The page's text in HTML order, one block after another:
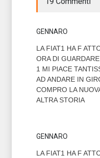
GENNARO
LA FIAT1 HA F
ORA DI
1 MI PIACE
AD ANDARE IN
COMPRO LA
ALTRA STORIA
GENNARO
LA FIAT1 HA F